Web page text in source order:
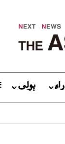
راءِ ٻولِی